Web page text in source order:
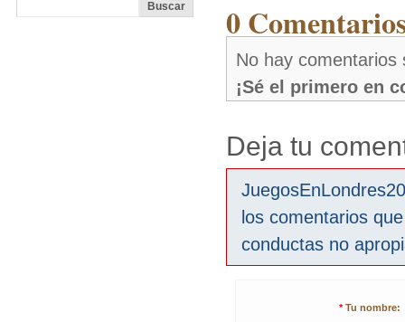
0
No hay comentarios
¡Sé el primero en
Deja tu
los comentarios
conductas no
* Tu nombre: